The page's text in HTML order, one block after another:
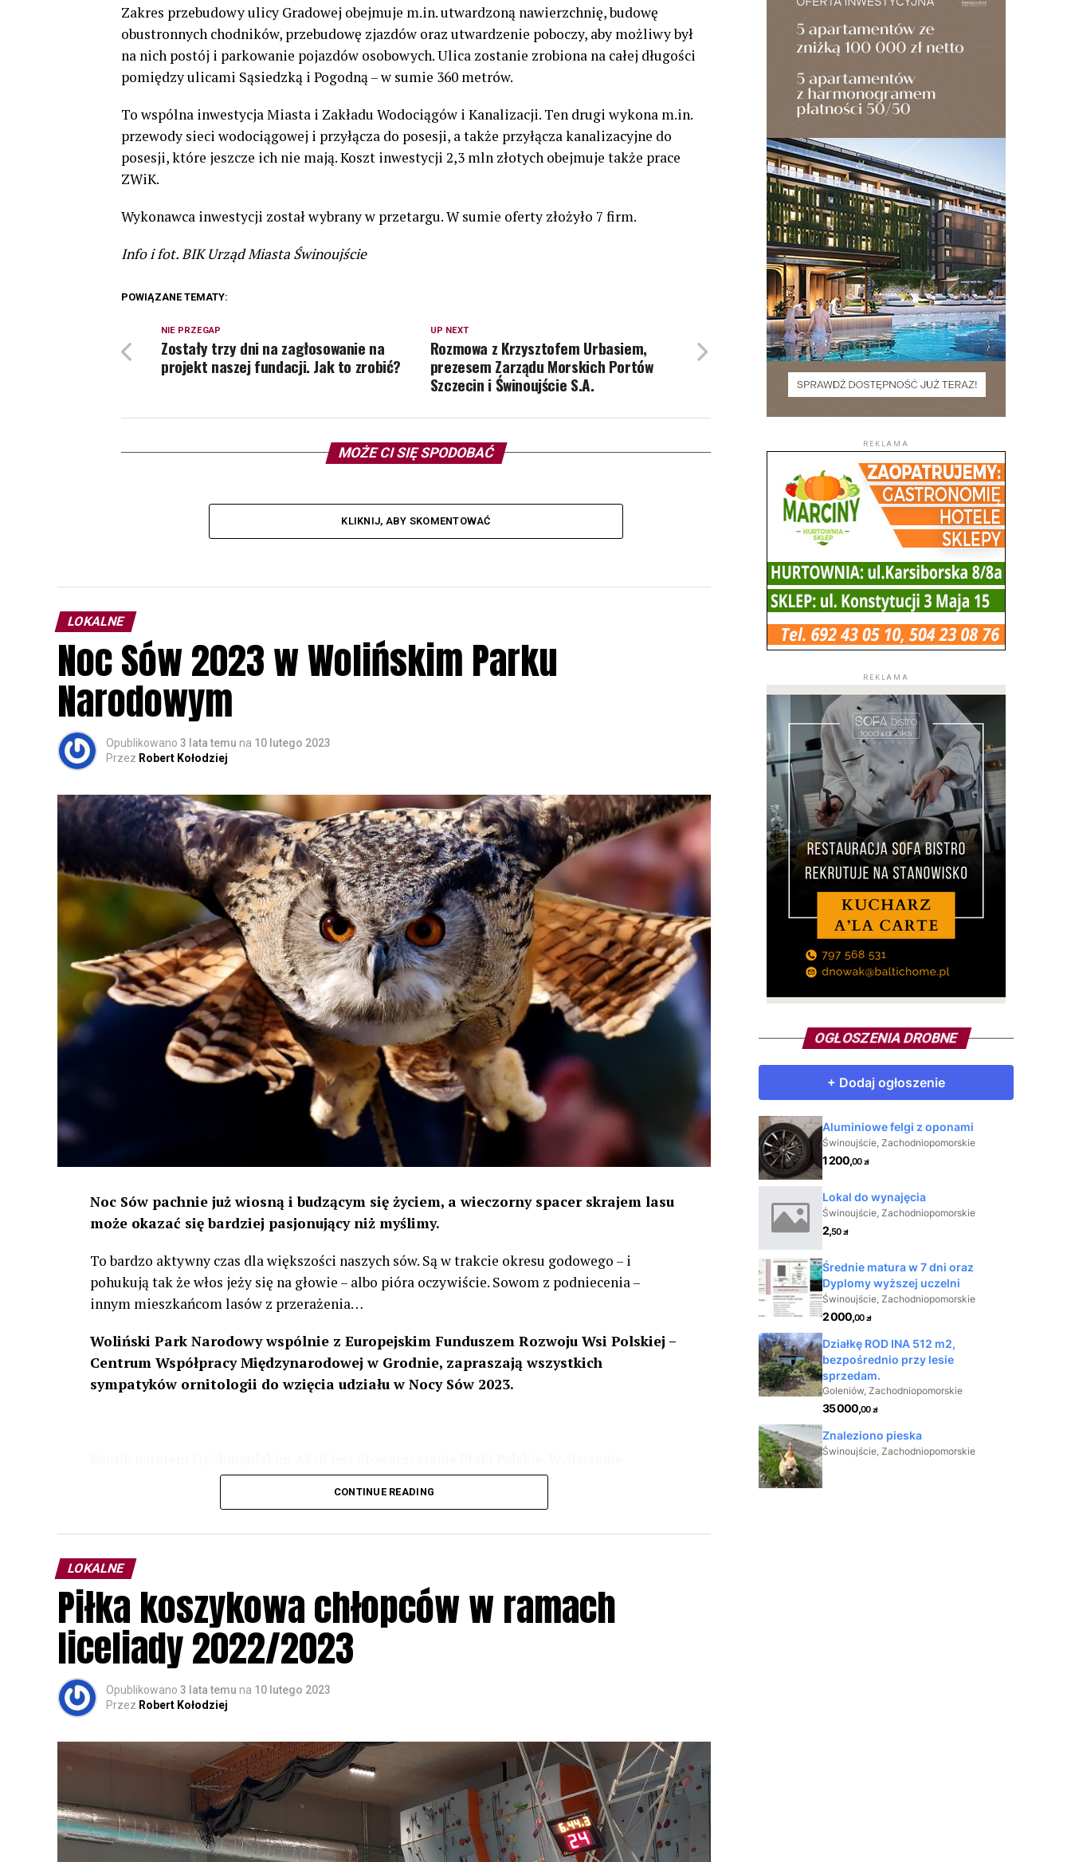
Zakres przebudowy ulicy Gradowej obejmuje m.in. utwardzoną nawierzchnię, budowę
obustronnych chodników, przebudowę zjazdów oraz utwardzenie poboczy, aby możliwy był
na nich postój i parkowanie pojazdów osobowych. Ulica zostanie zrobiona na całej długości
pomiędzy ulicami Sąsiedzką i Pogodną – w sumie 360 metrów.
To wspólna inwestycja Miasta i Zakładu Wodociągów i Kanalizacji. Ten drugi wykona m.in.
przewody sieci wodociągowej i przyłącza do posesji, a także przyłącza kanalizacyjne do
posesji, które jeszcze ich nie mają. Koszt inwestycji 2,3 mln złotych obejmuje także prace
ZWiK.
Wykonawca inwestycji został wybrany w przetargu. W sumie oferty złożyło 7 firm.
Info i fot. BIK Urząd Miasta Świnoujście
POWIĄZANE TEMATY:
UP NEXT
Rozmowa z Krzysztofem Urbasiem,
prezesem Zarządu Morskich Portów
Szczecin i Świnoujście S.A.
NIE PRZEGAP
Zostały trzy dni na zagłosowanie na
projekt naszej fundacji. Jak to zrobić?
MOŻE CI SIĘ SPODOBAĆ
KLIKNIJ, ABY SKOMENTOWAĆ
LOKALNE
Noc Sów 2023 w Wolińskim Parku
Narodowym
Opublikowano 3 lata temu na 10 lutego 2023
Przez Robert Kołodziej
Noc Sów pachnie już wiosną i budzącym się życiem, a wieczorny spacer skrajem lasu
może okazać się bardziej pasjonujący niż myślimy.
To bardzo aktywny czas dla większości naszych sów. Są w trakcie okresu godowego – i
pohukują tak że włos jeży się na głowie – albo pióra oczywiście. Sowom z podniecenia –
innym mieszkańcom lasów z przerażenia…
Woliński Park Narodowy wspólnie z Europejskim Funduszem Rozwoju Wsi Polskiej –
Centrum Współpracy Międzynarodowej w Grodnie, zapraszają wszystkich
sympatyków ornitologii do wzięcia udziału w Nocy Sów 2023.
odbędzie się w dniach24 i 25 lutego 2023 r. wg harmonogramu przedstawionego na
Wszystkich uczestników zapraszamy do udziału w Akcji, włączenia się w aktywne
rozpoznawanie głosów sów i wymianę doświadczeń przy grillu.Na wydarzenie obowiązują
zapisy.
CONTINUE READING
LOKALNE
Piłka koszykowa chłopców w ramach
liceliady 2022/2023
Opublikowano 3 lata temu na 10 lutego 2023
Przez Robert Kołodziej
REKLAMA
REKLAMA
OGŁOSZENIA DROBNE